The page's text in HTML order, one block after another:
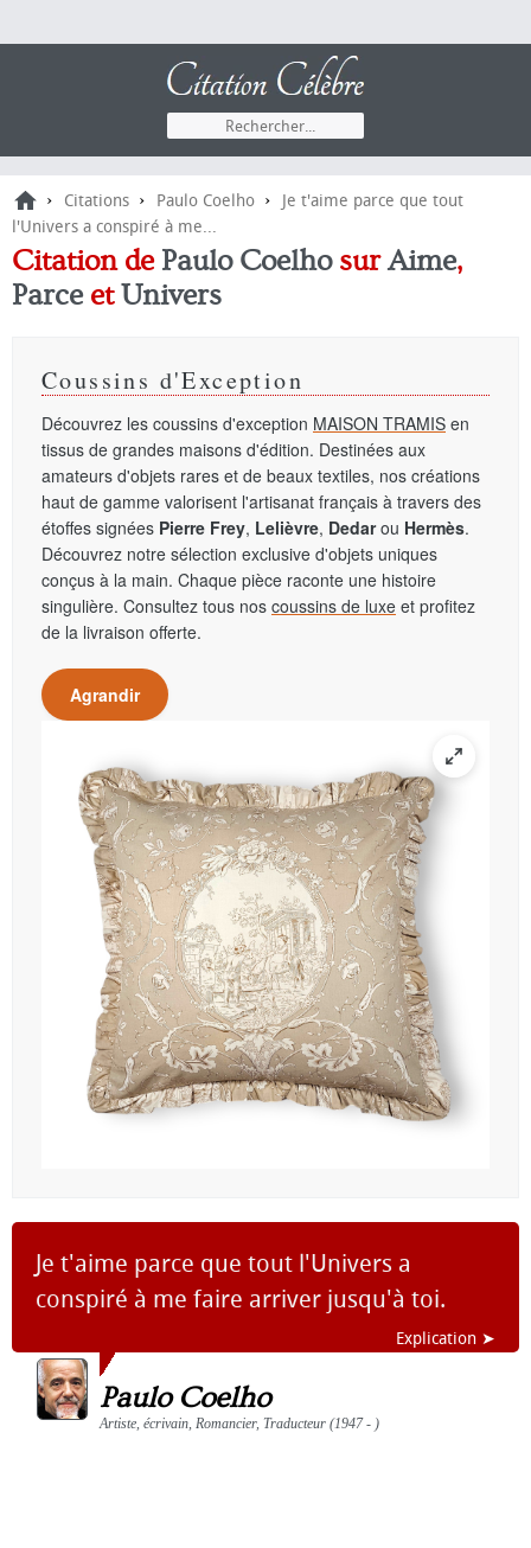
› Citations › Paulo Coelho ›
Je t'aime parce que tout
l'Univers a conspiré à me...
Citation de Paulo CoelhosurAime,
ParceetUnivers
Coussins d'Exception
Découvrez les coussins d'exception MAISON TRAMIS en
tissus de grandes maisons d'édition. Destinées aux
amateurs d'objets rares et de beaux textiles, nos créations
haut de gamme valorisent l'artisanat français à travers des
étoffes signées Pierre Frey, Lelièvre, Dedarou Hermès.
Découvrez notre sélection exclusive d'objets uniques
conçus à la main. Chaque pièce raconte une histoire
singulière. Consultez tous nos coussins de luxe et profitez
de la livraison offerte.
Agrandir
Je t'aime parce que tout l'Univers a
conspiré à me faire arriver jusqu'à toi.
Explication ➤
Paulo Coelho
Artiste, écrivain, Romancier, Traducteur (1947 - )